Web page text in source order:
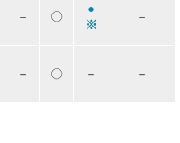
－ 〇
●
※
－
－ 〇 － －